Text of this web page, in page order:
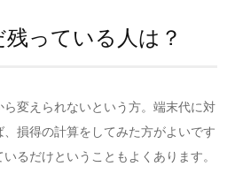
っている人は？
変えられないという方。端末代に対
損得の計算をしてみた方がよいです
るだけということもよくあります。